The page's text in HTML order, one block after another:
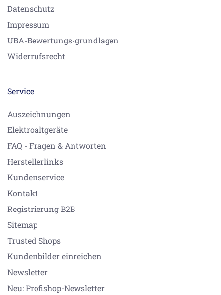
Datenschutz
Impressum
UBA-Bewertungs-grundlagen
Widerrufsrecht
Service
Auszeichnungen
Elektroaltgeräte
FAQ - Fragen & Antworten
Herstellerlinks
Kundenservice
Kontakt
Registrierung B2B
Sitemap
Trusted Shops
Kundenbilder einreichen
Newsletter
Neu: Profishop-Newsletter